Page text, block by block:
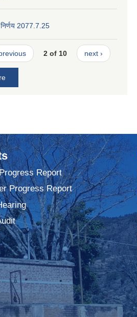
2077.7.25
2 of 10 next ›
Report
Progress Report